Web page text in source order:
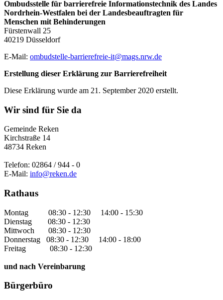
Ombudsstelle für barrierefreie Informationstechnik des Landes
Nordrhein-Westfalen bei der Landesbeauftragten für
Menschen mit Behinderungen
Fürstenwall 25
40219 Düsseldorf
E-Mail: ombudstelle-barrierefreie-it@mags.nrw.de
Erstellung dieser Erklärung zur Barrierefreiheit
Diese Erklärung wurde am 21. September 2020 erstellt.
Wir sind für Sie da
Gemeinde Reken
Kirchstraße 14
48734 Reken
Telefon: 02864 / 944 - 0
E-Mail: info@reken.de
Rathaus
Montag 08:30 - 12:30 14:00 - 15:30
Dienstag 08:30 - 12:30
Mittwoch 08:30 - 12:30
Donnerstag 08:30 - 12:30 14:00 - 18:00
Freitag 08:30 - 12:30
und nach Vereinbarung
Bürgerbüro